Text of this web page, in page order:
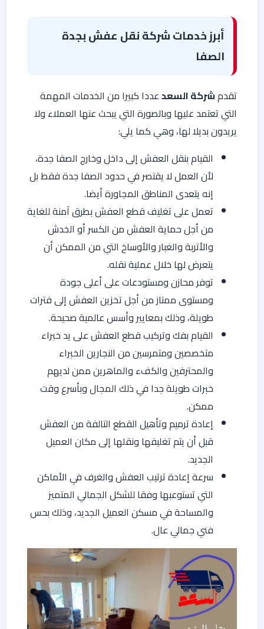
أبرز خدمات شركة نقل عفش بجدة
الصفا
تقدمشركة السعدعددا كبيرا من الخدمات المهمة
التي تعتمد عليها وبالصورة التي يبحث عنها العملاء ولا
يريدون بديلا لها، وهي كما يلي:
القيام بنقل العفش إلى داخل وخارج الصفا جدة،
لأن العمل لا يقتصر في حدود الصفا جدة فقط بل
إنه يتعدى المناطق المجاورة أيضا.
تعمل على تغليف قطع العفش بطرق آمنة للغاية
من أجل حماية العفش من الكسر أو الخدش
والأتربة والغبار والأوساخ التي من الممكن أن
يتعرض لها خلال عملية نقله.
توفر محازن ومستودعات على أعلى جودة
ومستوى ممتاز من أجل تخزين العفش إلى فترات
طويلة، وذلك بمعايير وأسس عالمية صحيحة.
القيام بفك وتركيب قطع العفش على يد خبراء
متخصصين ومتمرسين من النجارين الخبراء
والمحترفين والكفء والماهرين ممن لديهم
خبرات طويلة جدا في ذلك المجال وبأسرع وقت
ممكن.
إعادة ترميم وتأهيل القطع التالفة من العفش
قبل أن يتم تغليفها ونقلها إلى مكان العميل
الجديد.
سرعة إعادة ترتيب العفش والغرف في الأماكن
التي تستوعبها وفقا للشكل الجمالي المتميز
والمساحة في مسكن العميل الجديد، وذلك بحس
فني جمالي عال.